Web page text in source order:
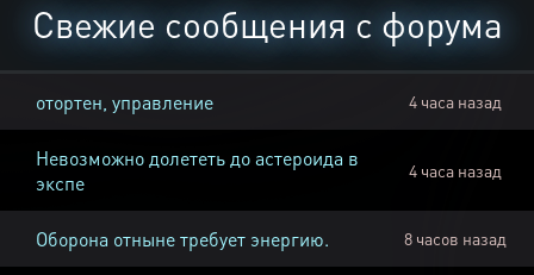
Свежие сообщения с форума
отортен, управление 4 часа назад
Невозможно долететь до астероида в
экспе
4 часа назад
Оборона отныне требует энергию. 8 часов назад